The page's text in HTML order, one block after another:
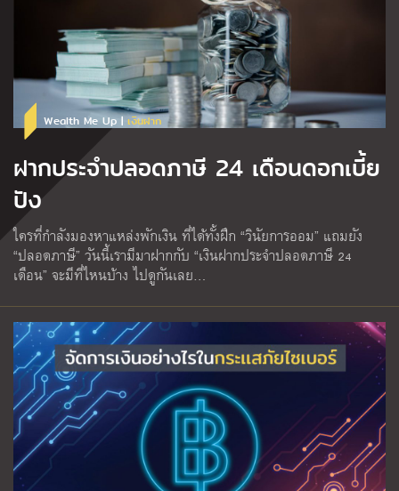
Wealth Me Up | เงินฝาก
ฝากประจำปลอดภาษี 24 เดือนดอกเบี้ย
ปัง
ใครที่กำลังมองหาแหล่งพักเงิน ที่ได้ทั้งฝึก “วินัยการออม” แถมยัง
“ปลอดภาษี” วันนี้เรามีมาฝากกับ “เงินฝากประจำปลอดภาษี 24
เดือน” จะมีที่ไหนบ้าง ไปดูกันเลย…